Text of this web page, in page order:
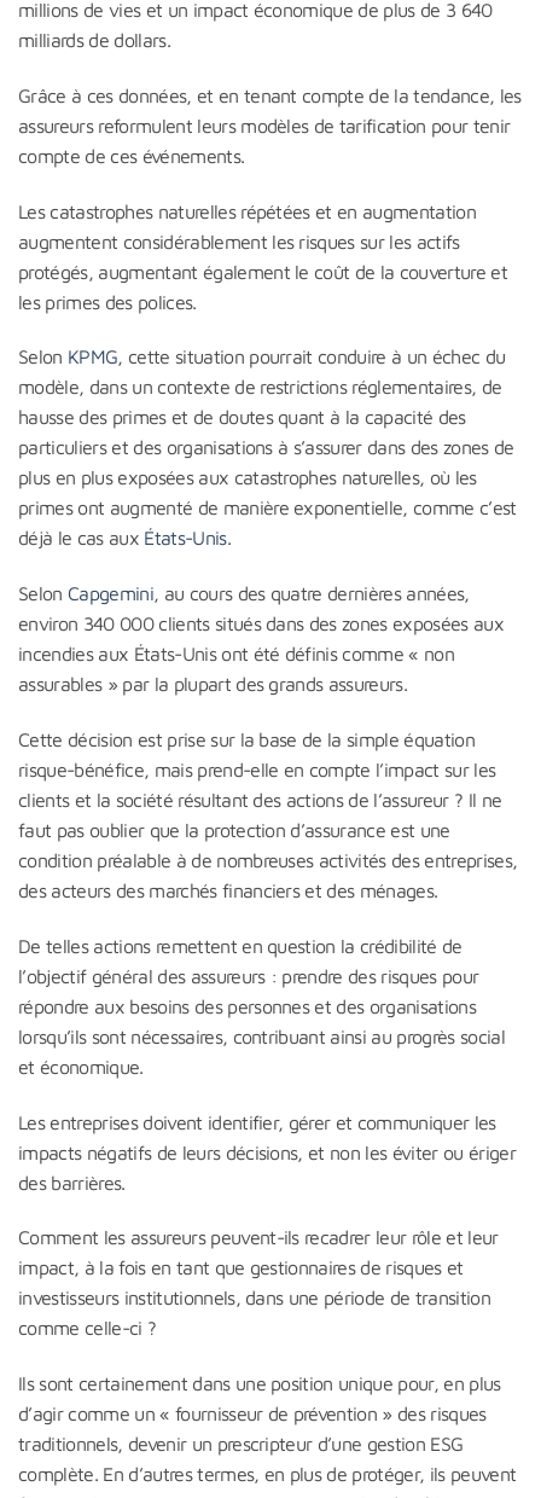
millions de vies et un impact économique de plus de 3 640
milliards de dollars.
Grâce à ces données, et en tenant compte de la tendance, les
assureurs reformulent leurs modèles de tarification pour tenir
compte de ces événements.
Les catastrophes naturelles répétées et en augmentation
augmentent considérablement les risques sur les actifs
protégés, augmentant également le coût de la couverture et
les primes des polices.
Selon KPMG, cette situation pourrait conduire à un échec du
modèle, dans un contexte de restrictions réglementaires, de
hausse des primes et de doutes quant à la capacité des
particuliers et des organisations à s’assurer dans des zones de
plus en plus exposées aux catastrophes naturelles, où les
primes ont augmenté de manière exponentielle, comme c’est
déjà le cas aux États-Unis.
Selon Capgemini, au cours des quatre dernières années,
environ 340 000 clients situés dans des zones exposées aux
incendies aux États-Unis ont été définis comme « non
assurables » par la plupart des grands assureurs.
Cette décision est prise sur la base de la simple équation
risque-bénéfice, mais prend-elle en compte l’impact sur les
clients et la société résultant des actions de l’assureur ? Il ne
faut pas oublier que la protection d’assurance est une
condition préalable à de nombreuses activités des entreprises,
des acteurs des marchés financiers et des ménages.
De telles actions remettent en question la crédibilité de
l’objectif général des assureurs : prendre des risques pour
répondre aux besoins des personnes et des organisations
lorsqu’ils sont nécessaires, contribuant ainsi au progrès social
et économique.
Les entreprises doivent identifier, gérer et communiquer les
impacts négatifs de leurs décisions, et non les éviter ou ériger
des barrières.
Comment les assureurs peuvent-ils recadrer leur rôle et leur
impact, à la fois en tant que gestionnaires de risques et
investisseurs institutionnels, dans une période de transition
comme celle-ci ?
Ils sont certainement dans une position unique pour, en plus
d’agir comme un « fournisseur de prévention » des risques
traditionnels, devenir un prescripteur d’une gestion ESG
complète. En d’autres termes, en plus de protéger, ils peuvent